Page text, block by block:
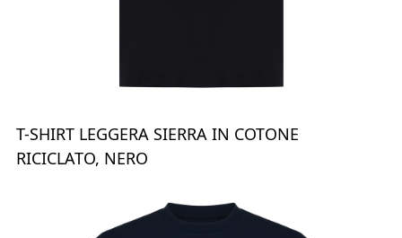
T-SHIRT LEGGERA SIERRA IN COTONE
RICICLATO, NERO